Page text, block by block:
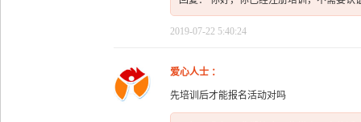
2019-07-22 5:40:24
爱心人士 ：
先培训后才能报名活动对吗